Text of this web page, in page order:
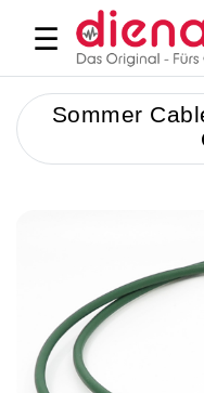
☰
Sommer